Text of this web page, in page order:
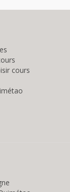
cours